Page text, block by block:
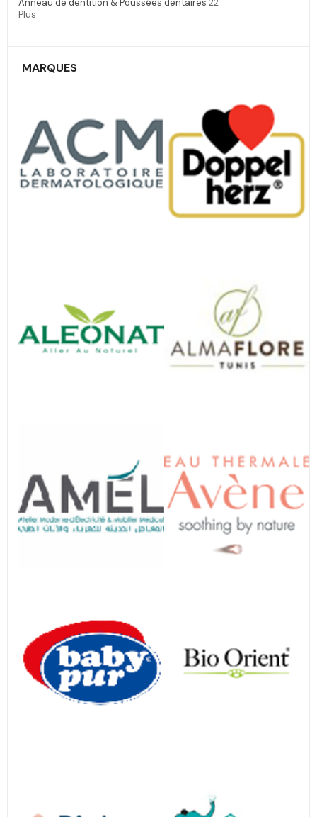
Anneau de dentition & Poussées dentaires 22
Plus
MARQUES